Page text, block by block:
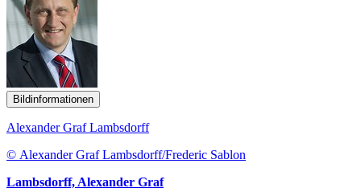
Bildinformationen
Alexander Graf Lambsdorff
© Alexander Graf Lambsdorff/Frederic Sablon
Lambsdorff, Alexander Graf